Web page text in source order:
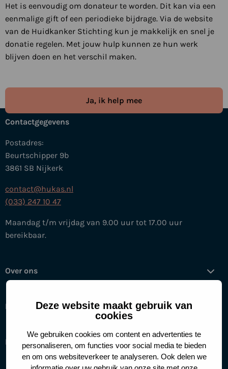
Deze website maakt gebruik van
cookies
We gebruiken cookies om content en advertenties te
personaliseren, om functies voor social media te bieden
en om ons websiteverkeer te analyseren. Ook delen we
Het is eenvoudig om donateur te worden. Dit kan via een
eenmalige gift of een periodieke bijdrage. Via de website
van de Huidkanker Stichting kun je makkelijk en snel je
donatie regelen. Met jouw hulp kunnen ze hun werk
blijven doen en het verschil maken.
Ja, ik help mee
Contactgegevens
Postadres:
Beurtschipper 9b
3861 SB Nijkerk
contact@hukas.nl
(033) 247 10 47
Maandag t/m vrijdag van 9.00 uur tot 17.00 uur
bereikbaar.
Over ons
Help mee
Handige links